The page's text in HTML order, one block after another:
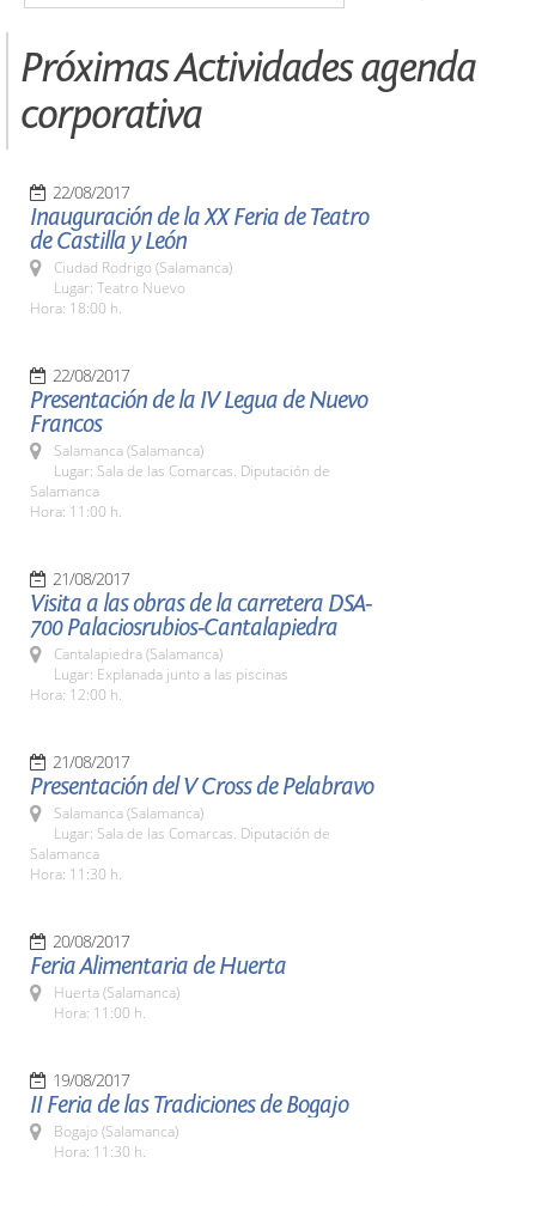
Próximas Actividades agenda
corporativa
22/08/2017
Inauguración de la XX Feria de Teatro
de Castilla y León
Ciudad Rodrigo (Salamanca)
Lugar: Teatro Nuevo
Hora: 18:00 h.
22/08/2017
Presentación de la IV Legua de Nuevo
Francos
Salamanca (Salamanca)
Lugar: Sala de las Comarcas. Diputación de
Salamanca
Hora: 11:00 h.
21/08/2017
Visita a las obras de la carretera DSA-
700 Palaciosrubios-Cantalapiedra
Cantalapiedra (Salamanca)
Lugar: Explanada junto a las piscinas
Hora: 12:00 h.
21/08/2017
Presentación del V Cross de Pelabravo
Salamanca (Salamanca)
Lugar: Sala de las Comarcas. Diputación de
Salamanca
Hora: 11:30 h.
20/08/2017
Feria Alimentaria de Huerta
Huerta (Salamanca)
Hora: 11:00 h.
19/08/2017
II Feria de las Tradiciones de Bogajo
Bogajo (Salamanca)
Hora: 11:30 h.